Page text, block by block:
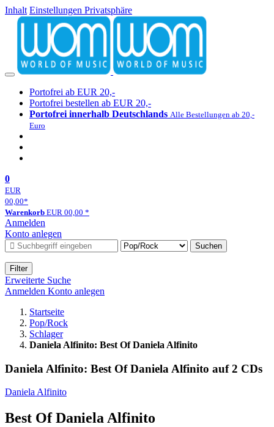
Inhalt Einstellungen Privatsphäre
Portofrei ab EUR 20,-
Portofrei bestellen ab EUR 20,-
Portofrei innerhalb Deutschlands Alle Bestellungen ab 20,-
Euro
0
EUR
00,00*
Warenkorb EUR 00,00 *
Anmelden
Konto anlegen
Suchen
Filter
Erweiterte Suche
Anmelden Konto anlegen
Startseite
Pop/Rock
Schlager
Daniela Alfinito: Best Of Daniela Alfinito
Daniela Alfinito: Best Of Daniela Alfinito auf 2 CDs
Daniela Alfinito
Best Of Daniela Alfinito